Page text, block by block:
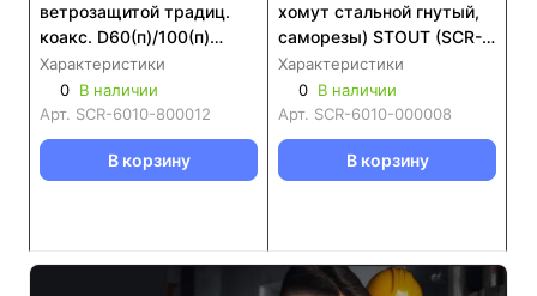
ветрозащитой традиц.
коакс. D60(п)/100(п)
ЧЕРНЫЙ узкий (SCR-
6010-800012)
Характеристики
0 В наличии
Арт. SCR-6010-800012
В корзину
хомут стальной гнутый,
саморезы) STOUT (SCR-
6010-000008)
Характеристики
0 В наличии
Арт. SCR-6010-000008
В корзину